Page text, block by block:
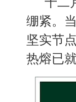
绷紧。
坚实节
热熔已